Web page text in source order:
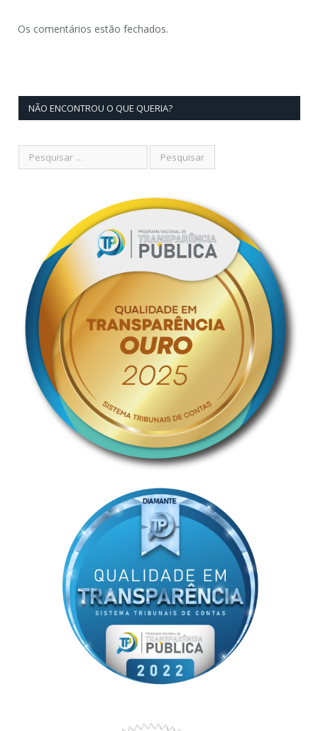
Os comentários estão fechados.
NÃO ENCONTROU O QUE QUERIA?